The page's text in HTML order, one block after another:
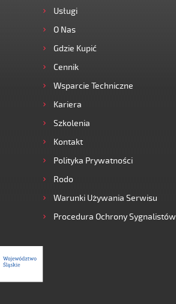
Usługi
O Nas
Gdzie Kupić
Cennik
Wsparcie Techniczne
Kariera
Szkolenia
Kontakt
Polityka Prywatności
Rodo
Warunki Używania Serwisu
Procedura Ochrony Sygnalistów